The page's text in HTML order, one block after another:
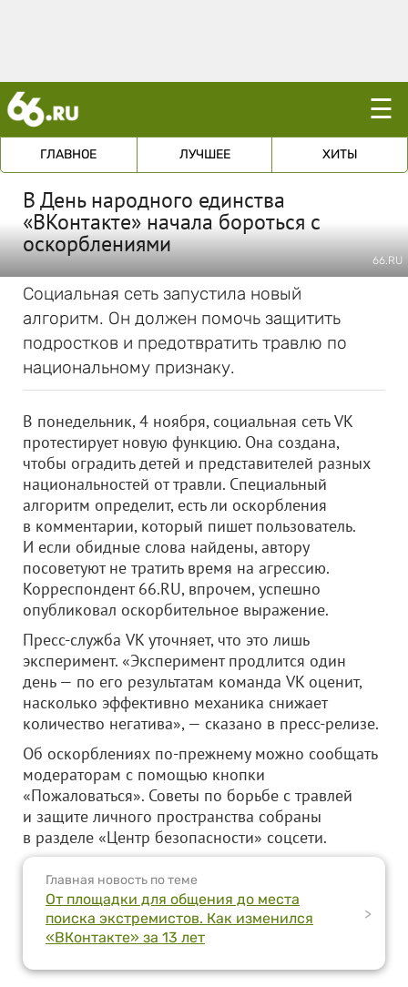
☰
ГЛАВНОЕ ЛУЧШЕЕ ХИТЫ
В День народного единства
«ВКонтакте» начала бороться с
оскорблениями
66.RU
Социальная сеть запустила новый
алгоритм. Он должен помочь защитить
подростков и предотвратить травлю по
национальному признаку.
В понедельник, 4 ноября, социальная сеть VK
протестирует новую функцию. Она создана,
чтобы оградить детей и представителей разных
национальностей от травли. Специальный
алгоритм определит, есть ли оскорбления
в комментарии, который пишет пользователь.
И если обидные слова найдены, автору
посоветуют не тратить время на агрессию.
Корреспондент 66.RU, впрочем, успешно
опубликовал оскорбительное выражение.
Пресс-служба VK уточняет, что это лишь
эксперимент. «Эксперимент продлится один
день — по его результатам команда VK оценит,
насколько эффективно механика снижает
количество негатива», — сказано в пресс-релизе.
Об оскорблениях по-прежнему можно сообщать
модераторам с помощью кнопки
«Пожаловаться». Советы по борьбе с травлей
и защите личного пространства собраны
в разделе «Центр безопасности» соцсети.
Главная новость по теме
От площадки для общения до места
поиска экстремистов. Как изменился
«ВКонтакте» за 13 лет
>